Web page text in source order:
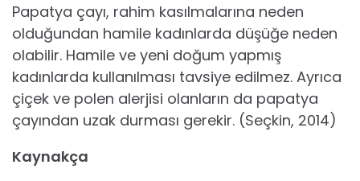
Papatya çayı, rahim kasılmalarına neden
olduğundan hamile kadınlarda düşüğe neden
olabilir. Hamile ve yeni doğum yapmış
kadınlarda kullanılması tavsiye edilmez. Ayrıca
çiçek ve polen alerjisi olanların da papatya
çayından uzak durması gerekir. (Seçkin, 2014)
Kaynakça